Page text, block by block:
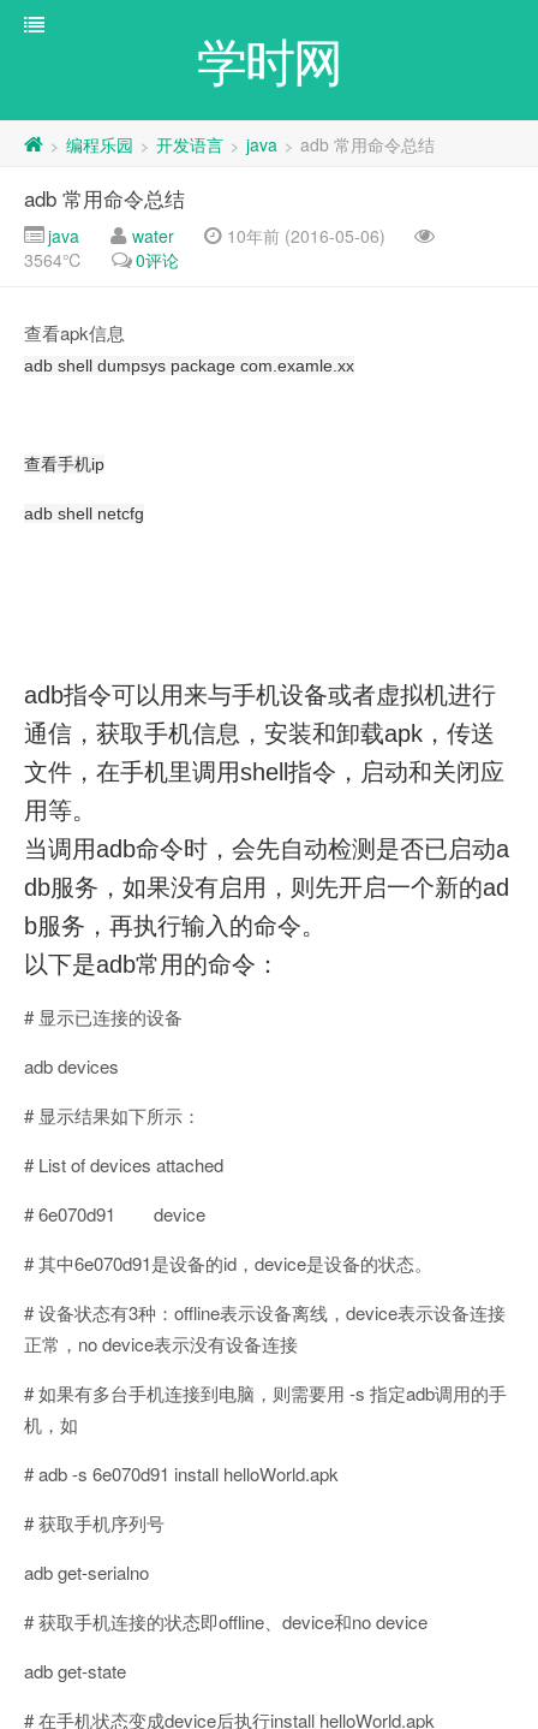
学时网
> 编程乐园 > 开发语言 > java > adb 常用命令总结
adb 常用命令总结
java water
10年前 (2016-05-06)
3564℃
0评论
查看apk信息
adb shell dumpsys package com.examle.xx
查看手机ip
adb shell netcfg
adb指令可以用来与手机设备或者虚拟机进行
通信，获取手机信息，安装和卸载apk，传送
文件，在手机里调用shell指令，启动和关闭应
用等。
当调用adb命令时，会先自动检测是否已启动a
db服务，如果没有启用，则先开启一个新的ad
b服务，再执行输入的命令。
以下是adb常用的命令：
# 显示已连接的设备
adb devices
# 显示结果如下所示：
# List of devices attached
# 6e070d91 device
# 其中6e070d91是设备的id，device是设备的状态。
# 设备状态有3种：offline表示设备离线，device表示设备连接
正常，no device表示没有设备连接
# 如果有多台手机连接到电脑，则需要用 -s 指定adb调用的手
机，如
# adb -s 6e070d91 install helloWorld.apk
# 获取手机序列号
adb get-serialno
# 获取手机连接的状态即offline、device和no device
adb get-state
# 在手机状态变成device后执行install helloWorld.apk